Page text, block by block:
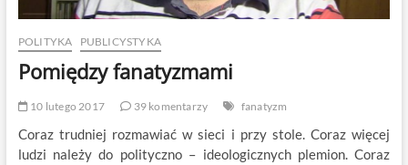
POLITYKA PUBLICYSTYKA
Pomiędzy fanatyzmami
10 lutego 2017 39 komentarzy fanatyzm
Coraz trudniej rozmawiać w sieci i przy stole. Coraz więcej
ludzi należy do polityczno – ideologicznych plemion. Coraz